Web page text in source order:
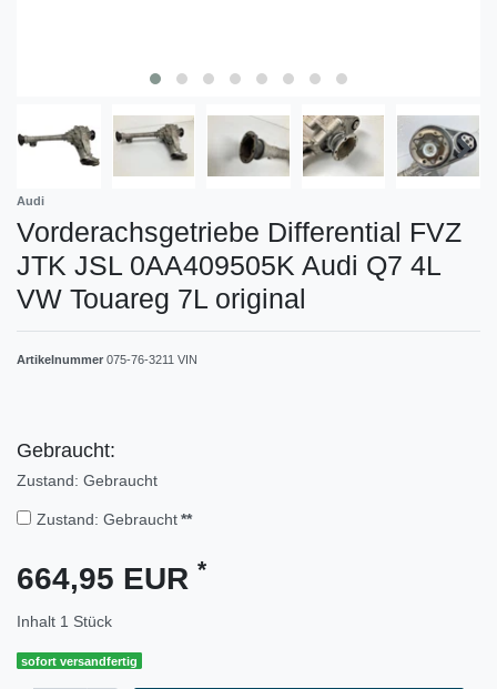
Audi
Vorderachsgetriebe Differential FVZ
JTK JSL 0AA409505K Audi Q7 4L
VW Touareg 7L original
Artikelnummer 075-76-3211 VIN
Gebraucht:
Zustand: Gebraucht
Zustand: Gebraucht **
664,95 EUR *
Inhalt 1 Stück
sofort versandfertig